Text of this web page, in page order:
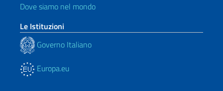
Dove siamo nel mondo
Le Istituzioni
Governo Italiano
Europa.eu